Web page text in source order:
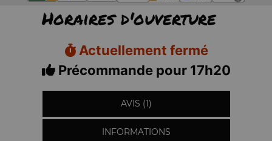
Horaires d'ouverture
Actuellement fermé
Précommande pour 17h20
AVIS (1)
INFORMATIONS